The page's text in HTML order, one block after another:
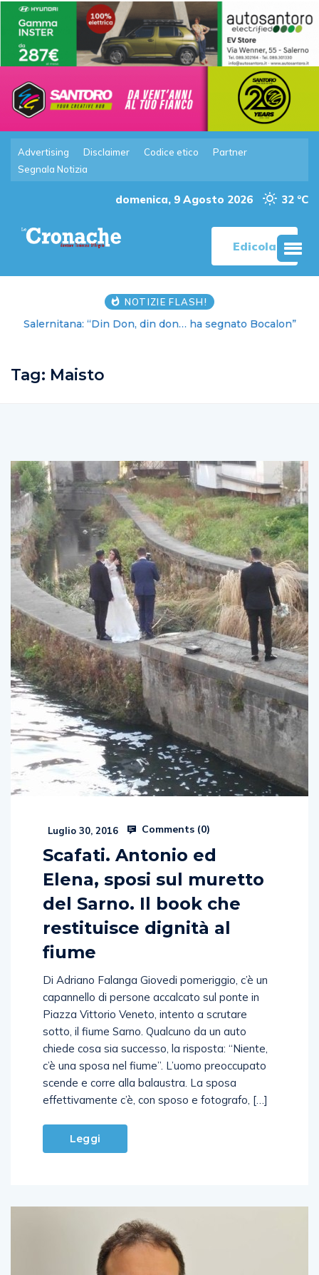
Advertising Disclaimer Codice etico
Partner
Segnala Notizia
domenica, 9 Agosto 2026 32 °C
Edicola
NOTIZIE FLASH!
Salernitana: “Din Don, din don… ha segnato Bocalon”
Tag: Maisto
Luglio 30, 2016 Comments (0)
Scafati. Antonio ed
Elena, sposi sul muretto
del Sarno. Il book che
restituisce dignità al
fiume
Di Adriano Falanga Giovedi pomeriggio, c’è un
capannello di persone accalcato sul ponte in
Piazza Vittorio Veneto, intento a scrutare
sotto, il fiume Sarno. Qualcuno da un auto
chiede cosa sia successo, la risposta: “Niente,
c’è una sposa nel fiume”. L’uomo preoccupato
scende e corre alla balaustra. La sposa
effettivamente c’è, con sposo e fotografo, […]
Leggi